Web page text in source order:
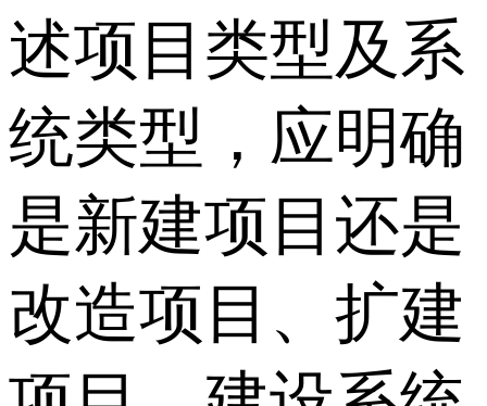
述项目类型及系
统类型，应明确
是新建项目还是
改造项目、扩建